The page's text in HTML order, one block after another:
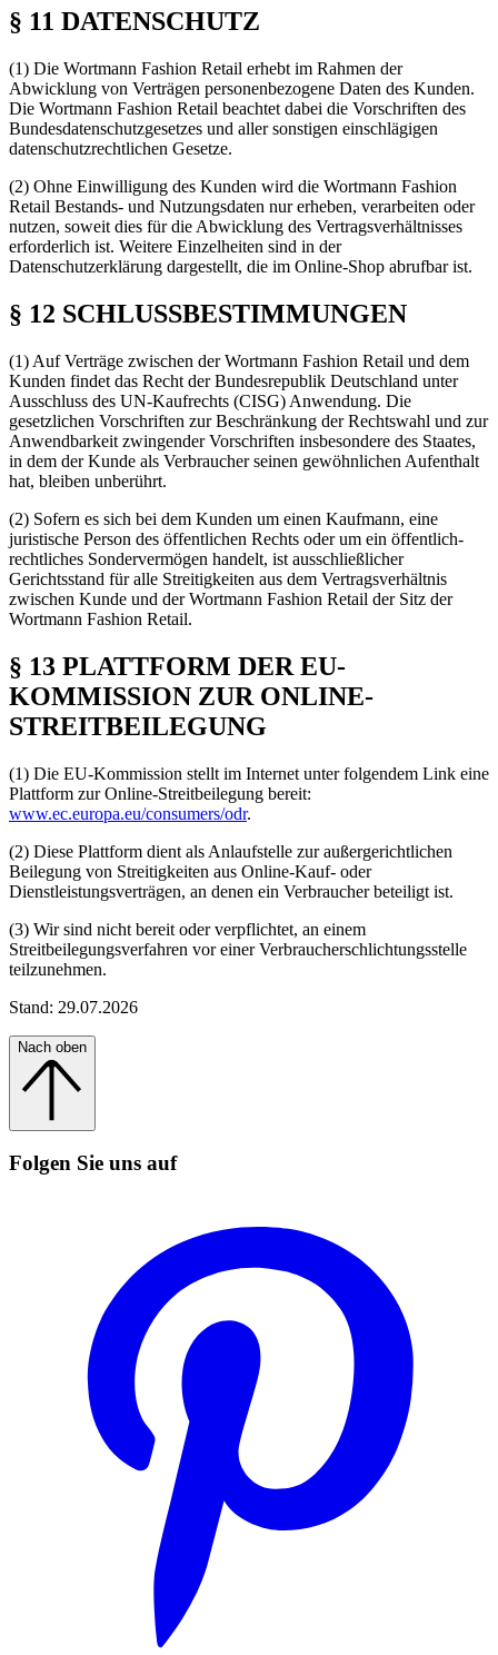
§ 11 DATENSCHUTZ
(1) Die Wortmann Fashion Retail erhebt im Rahmen der
Abwicklung von Verträgen personenbezogene Daten des Kunden.
Die Wortmann Fashion Retail beachtet dabei die Vorschriften des
Bundesdatenschutzgesetzes und aller sonstigen einschlägigen
datenschutzrechtlichen Gesetze.
(2) Ohne Einwilligung des Kunden wird die Wortmann Fashion
Retail Bestands- und Nutzungsdaten nur erheben, verarbeiten oder
nutzen, soweit dies für die Abwicklung des Vertragsverhältnisses
erforderlich ist. Weitere Einzelheiten sind in der
Datenschutzerklärung dargestellt, die im Online-Shop abrufbar ist.
§ 12 SCHLUSSBESTIMMUNGEN
(1) Auf Verträge zwischen der Wortmann Fashion Retail und dem
Kunden findet das Recht der Bundesrepublik Deutschland unter
Ausschluss des UN-Kaufrechts (CISG) Anwendung. Die
gesetzlichen Vorschriften zur Beschränkung der Rechtswahl und zur
Anwendbarkeit zwingender Vorschriften insbesondere des Staates,
in dem der Kunde als Verbraucher seinen gewöhnlichen Aufenthalt
hat, bleiben unberührt.
(2) Sofern es sich bei dem Kunden um einen Kaufmann, eine
juristische Person des öffentlichen Rechts oder um ein öffentlich-
rechtliches Sondervermögen handelt, ist ausschließlicher
Gerichtsstand für alle Streitigkeiten aus dem Vertragsverhältnis
zwischen Kunde und der Wortmann Fashion Retail der Sitz der
Wortmann Fashion Retail.
§ 13 PLATTFORM DER EU-
KOMMISSION ZUR ONLINE-
STREITBEILEGUNG
(1) Die EU-Kommission stellt im Internet unter folgendem Link eine
Plattform zur Online-Streitbeilegung bereit:
www.ec.europa.eu/consumers/odr.
(2) Diese Plattform dient als Anlaufstelle zur außergerichtlichen
Beilegung von Streitigkeiten aus Online-Kauf- oder
Dienstleistungsverträgen, an denen ein Verbraucher beteiligt ist.
(3) Wir sind nicht bereit oder verpflichtet, an einem
Streitbeilegungsverfahren vor einer Verbraucherschlichtungsstelle
teilzunehmen.
Stand: 29.07.2026
Nach oben
Folgen Sie uns auf